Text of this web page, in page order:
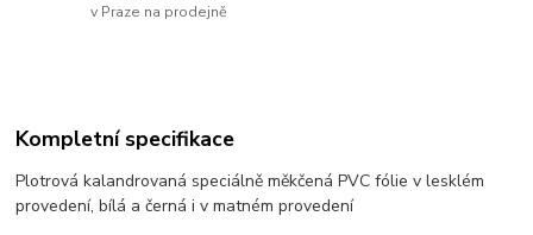
v Praze na prodejně
Kompletní specifikace
Plotrová kalandrovaná speciálně měkčená PVC fólie v lesklém
provedení, bílá a černá i v matném provedení